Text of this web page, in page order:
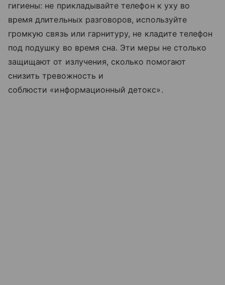
гигиены: не прикладывайте телефон к уху во
время длительных разговоров, используйте
громкую связь или гарнитуру, не кладите телефон
под подушку во время сна. Эти меры не столько
защищают от излучения, сколько помогают
снизить тревожность и
соблюсти «информационный детокс».